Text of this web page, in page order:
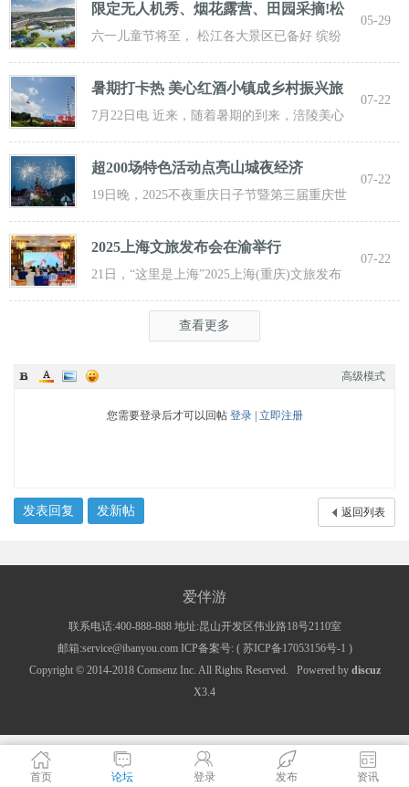
限定无人机秀、烟花露营、田园采摘!松
江遛
六一儿童节将至， 松江各大景区已备好 缤纷
活动与超值福利， 从主题乐土到田园乡野，
05-29
暑期打卡热 美心红酒小镇成乡村振兴旅
游新
7月22日电 近来，随着暑期的到来，涪陵美心
红酒小镇迎来了大批游客前来打卡，
07-22
超200场特色活动点亮山城夜经济
19日晚，2025不夜重庆日子节暨第三届重庆世
界啤酒文化节发动活动在重庆市九龙坡
07-22
2025上海文旅发布会在渝举行
21日，“这里是上海”2025上海(重庆)文旅发布
会在渝举行，全方位展示上海文旅
07-22
查看更多
高级模式
您需要登录后才可以回帖 登录| 立即注册
发表回复 发新帖 返回列表
爱伴游
联系电话:400-888-888 地址:昆山开发区伟业路18号2110室
邮箱:service@ibanyou.com ICP备案号: ( 苏ICP备17053156号-1 )
Copyright © 2014-2018 Comsenz Inc. All Rights Reserved. Powered by discuz
X3.4
首页 论坛 登录 发布 资讯